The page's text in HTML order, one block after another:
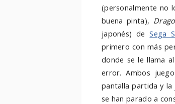
(personalmente no
buena pinta),
japonés) deSega
primero con más
donde se le llama
error. Ambos
pantalla partida y la
se han parado a